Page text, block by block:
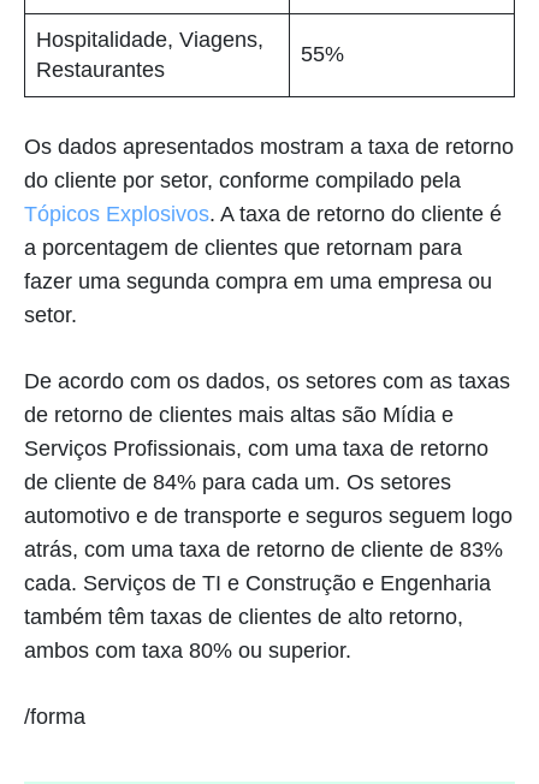
Hospitalidade, Viagens,
Restaurantes
55%
Os dados apresentados mostram a taxa de retorno
do cliente por setor, conforme compilado pela
Tópicos Explosivos. A taxa de retorno do cliente é
a porcentagem de clientes que retornam para
fazer uma segunda compra em uma empresa ou
setor.
De acordo com os dados, os setores com as taxas
de retorno de clientes mais altas são Mídia e
Serviços Profissionais, com uma taxa de retorno
de cliente de 84% para cada um. Os setores
automotivo e de transporte e seguros seguem logo
atrás, com uma taxa de retorno de cliente de 83%
cada. Serviços de TI e Construção e Engenharia
também têm taxas de clientes de alto retorno,
ambos com taxa 80% ou superior.
/forma